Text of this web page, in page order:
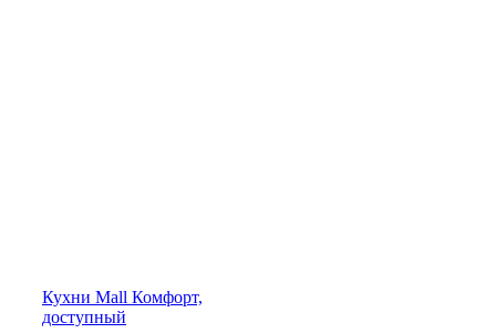
Кухни Mall Комфорт,
доступный